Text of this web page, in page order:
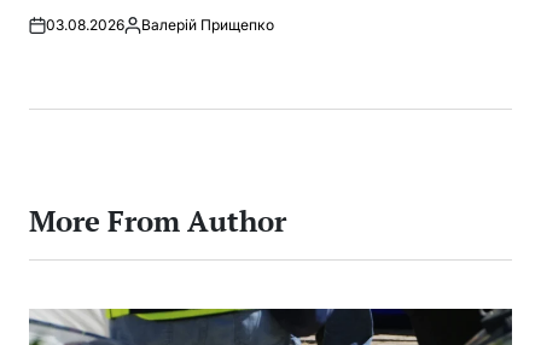
03.08.2026Posted
Валерій Прищепко
More From Author